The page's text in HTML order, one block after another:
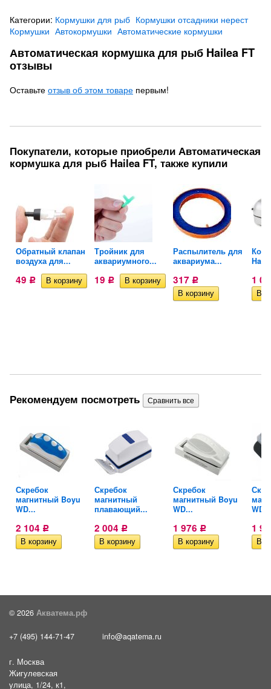
Категории: Кормушки для рыб Кормушки отсадники нерест
Кормушки Автокормушки Автоматические кормушки
Автоматическая кормушка для рыб Hailea FT
отзывы
Оставьте отзыв об этом товаре первым!
Покупатели, которые приобрели Автоматическая
кормушка для рыб Hailea FT, также купили
Обратный клапан
воздуха для...
49 Р
Тройник для
аквариумного...
19 Р
Распылитель для
аквариума...
317 Р 1
Рекомендуем посмотреть
Скребок
магнитный Boyu
WD...
2 104 Р
Скребок
магнитный
плавающий...
2 004 Р
Скребок
магнитный Boyu
WD...
1 976 Р
WD...
1
© 2026 Акватема.рф
+7 (495) 144-71-47 info@aqatema.ru
г. Москва
Жигулевская
улица, 1/24, к1,